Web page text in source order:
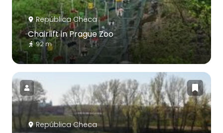
República Checa
Chairlift in Prague Zoo
92 m
República Checa